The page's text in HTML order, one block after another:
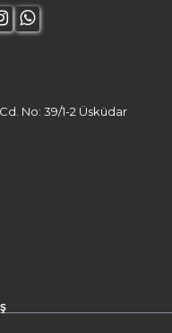
No: 39/1-2 Üsküdar